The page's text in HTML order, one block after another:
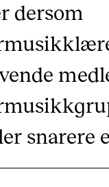
kurs
dersom
snarere